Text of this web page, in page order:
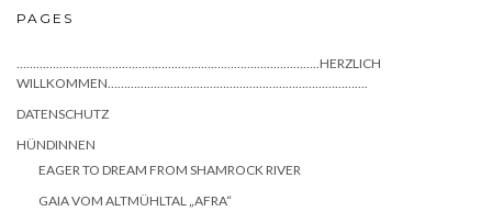
PAGES
………………………………………………………………………………..HERZLICH
WILLKOMMEN…………………………………………………………………….
DATENSCHUTZ
HÜNDINNEN
EAGER TO DREAM FROM SHAMROCK RIVER
GAIA VOM ALTMÜHLTAL „AFRA“